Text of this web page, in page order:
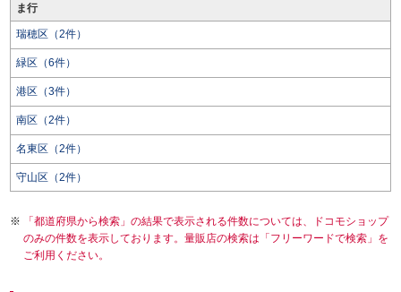
ま行
瑞穂区（2件）
緑区（6件）
港区（3件）
南区（2件）
名東区（2件）
守山区（2件）
「都道府県から検索」の結果で表示される件数については、ドコモショップ
のみの件数を表示しております。量販店の検索は「フリーワードで検索」を
ご利用ください。